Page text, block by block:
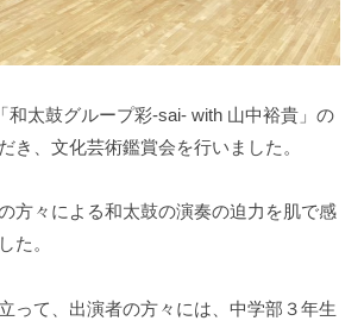
和太鼓グループ彩-sai- with 山中裕貴」の
き、文化芸術鑑賞会を行いました。
方々による和太鼓の演奏の迫力を肌で感
た。
って、出演者の方々には、中学部３年生